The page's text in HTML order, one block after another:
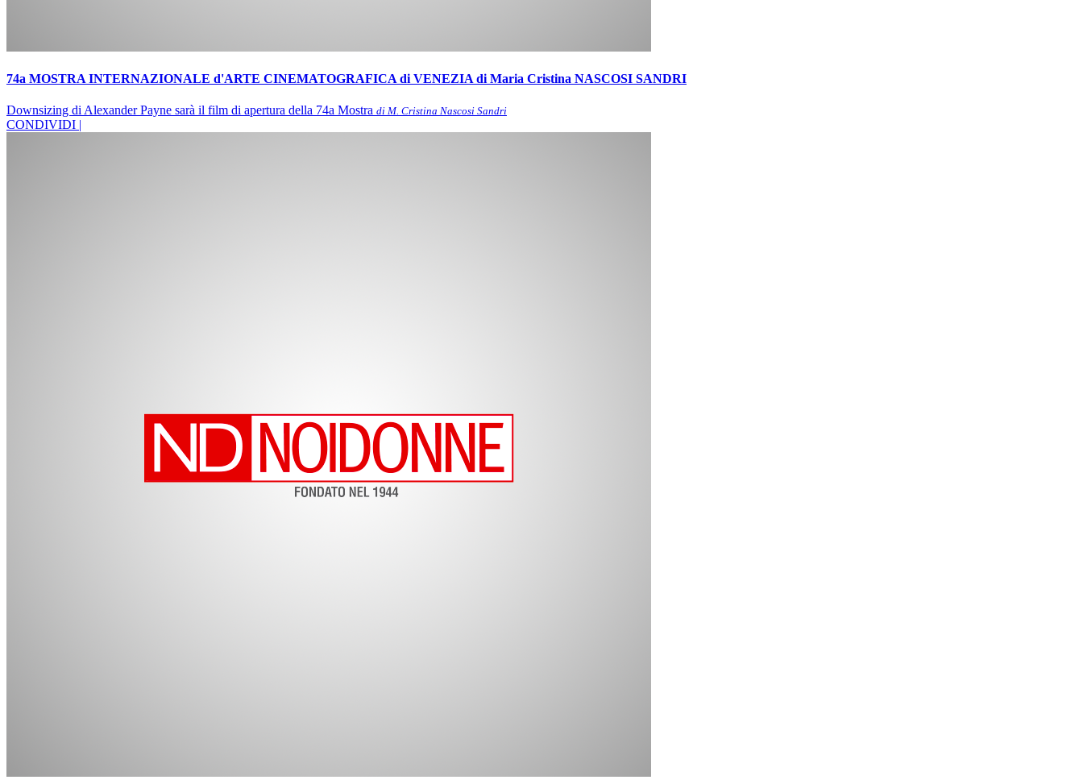
74a MOSTRA INTERNAZIONALE d'ARTE CINEMATOGRAFICA di VENEZIA di Maria Cristina NASCOSI SANDRI
Downsizing di Alexander Payne sarà il film di apertura della 74a Mostra di M. Cristina Nascosi Sandri
CONDIVIDI |